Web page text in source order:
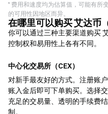
* 费用和速度均为估算值，可能有所
的可用性因地区而异。
在哪里可以购买 艾达币
你可以通过三种主要渠道购买
控制权和易用性上各有不同。
中心化交易所（CEX）
对新手最友好的方式。注册账
账入金后即可下单购买。选择
充足的交易量、透明的手续费
制。